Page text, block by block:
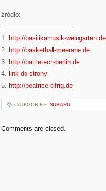
źródło:
———————————
1. http://basilikamusik-weingarten.de
2. http://basketball-meerane.de
3. http://battletech-berlin.de
4. link do strony
5. http://beatrice-eifrig.de
CATEGORIES: SUBARU
Comments are closed.